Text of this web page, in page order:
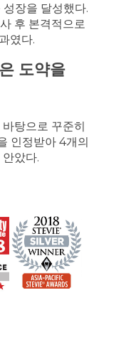
장을 달성했다.
후 본격적으로
였다.
도약을
탕으로 꾸준히
인정받아 4개의
았다.